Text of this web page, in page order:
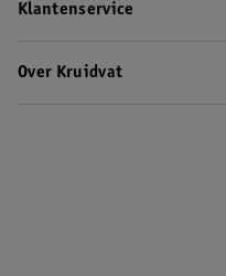
Klantenservice
Over Kruidvat